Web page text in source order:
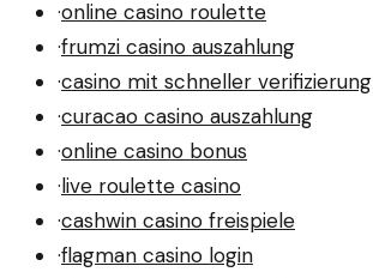
·online casino roulette
·frumzi casino auszahlung
·casino mit schneller verifizierung
·curacao casino auszahlung
·online casino bonus
·live roulette casino
·cashwin casino freispiele
·flagman casino login